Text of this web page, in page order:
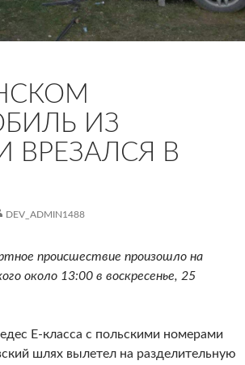
ИЗ
ВРЕЗАЛСЯ В
DEV_ADMIN1488
происшествие произошло на
около 13:00 в воскресенье, 25
Е-класса с польскими номерами
шлях вылетел на разделительную